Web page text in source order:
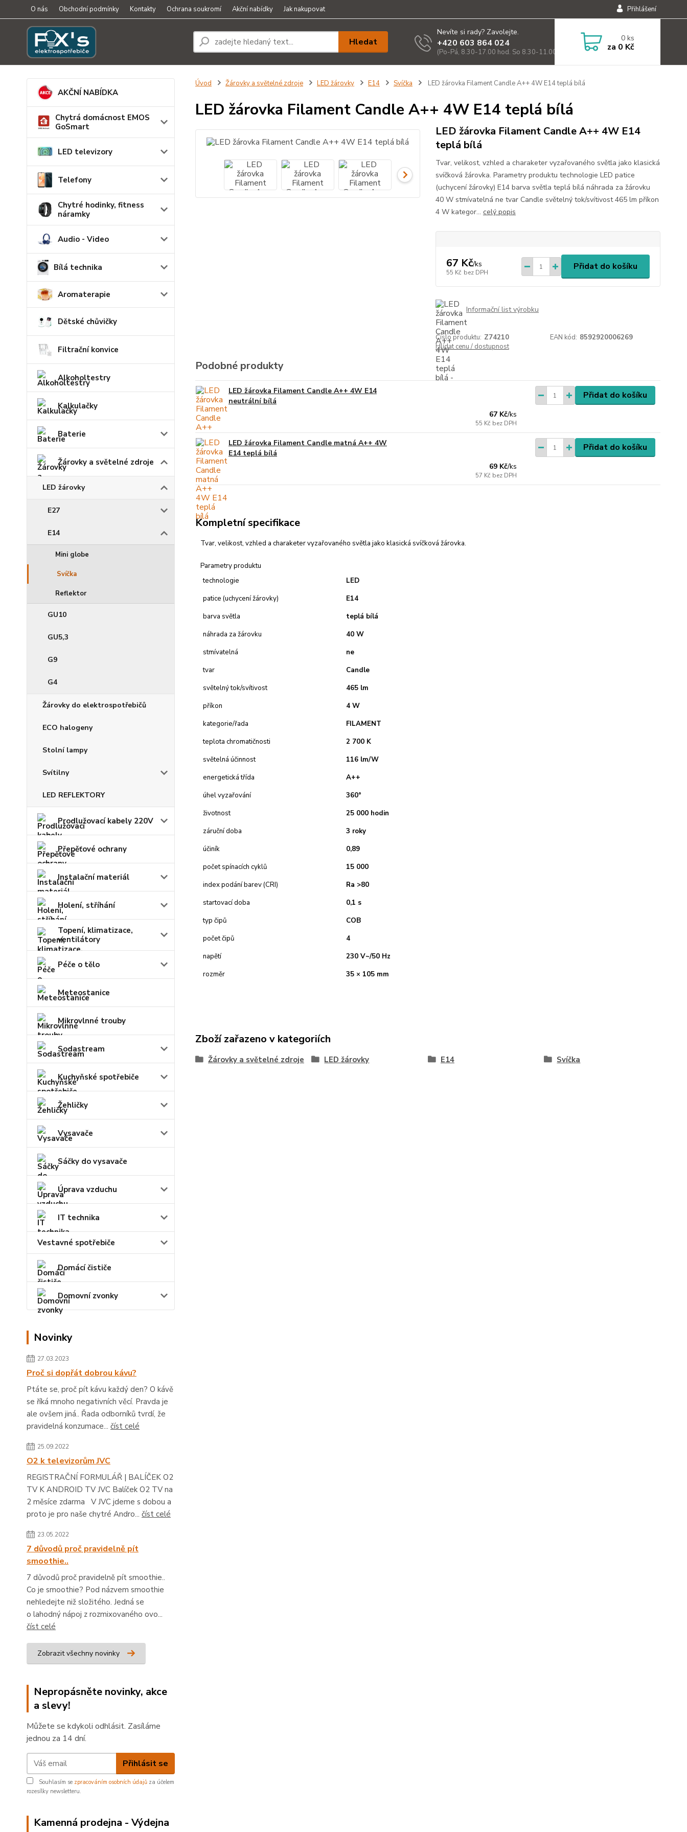
O nás Obchodní podmínky Kontakty Ochrana soukromí Akční nabídky Jak nakupovat Přihlášení
Hledat
Nevíte si rady? Zavolejte.
+420 603 864 024
(Po-Pá, 8.30-17.00 hod. So 8.30-11.00)
0ks
za 0 Kč
AKČNÍ NABÍDKA
Chytrá domácnost EMOS
GoSmart
LED televizory
Telefony
Chytré hodinky, fitness
náramky
Audio - Video
Bílá technika
Aromaterapie
Dětské chůvičky
Filtrační konvice
Alkoholtestry
Kalkulačky
Baterie
Žárovky a světelné zdroje
LED žárovky
E27
E14
Mini globe
Svíčka
Reflektor
GU10
GU5,3
G9
G4
Žárovky do elektrospotřebičů
ECO halogeny
Stolní lampy
Svítilny
LED REFLEKTORY
Prodlužovací kabely 220V
Přepěťové ochrany
Instalační materiál
Holení, stříhání
Topení, klimatizace,
ventilátory
Péče o tělo
Meteostanice
Mikrovlnné trouby
Sodastream
Kuchyňské spotřebiče
Žehličky
Vysavače
Sáčky do vysavače
Úprava vzduchu
IT technika
Vestavné spotřebiče
Domácí čističe
Domovní zvonky
Novinky
27.03.2023
Proč si dopřát dobrou kávu?
Ptáte se, proč pít kávu každý den? O kávě
se říká mnoho negativních věcí. Pravda je
ale ovšem jiná.. Řada odborníků tvrdí, že
pravidelná konzumace... číst celé
25.09.2022
O2 k televizorům JVC
REGISTRAČNÍ FORMULÁŘ | BALÍČEK O2
TV K ANDROID TV JVC Balíček O2 TV na
2 měsíce zdarma V JVC jdeme s dobou a
proto je pro naše chytré Andro... číst celé
23.05.2022
7 důvodů proč pravidelně pít
smoothie..
7 důvodů proč pravidelně pít smoothie..
Co je smoothie? Pod názvem smoothie
nehledejte niž složitého. Jedná se
o lahodný nápoj z rozmixovaného ovo...
číst celé
Zobrazit všechny novinky
Nepropásněte novinky, akce
a slevy!
Můžete se kdykoli odhlásit. Zasíláme
jednou za 14 dní.
Přihlásit se
Souhlasím se zpracováním osobních údajů za účelem
rozesílky newsletteru.
Kamenná prodejna - Výdejna
Úvod Žárovky a světelné zdroje LED žárovky E14 Svíčka LED žárovka Filament Candle A++ 4W E14 teplá bílá
LED žárovka Filament Candle A++ 4W E14 teplá bílá
LED žárovka Filament Candle A++ 4W E14
teplá bílá
Tvar, velikost, vzhled a charaketer vyzařovaného světla jako klasická
svíčková žárovka. Parametry produktu technologie LED patice
(uchycení žárovky) E14 barva světla teplá bílá náhrada za žárovku
40 W stmívatelná ne tvar Candle světelný tok/svítivost 465 lm příkon
4 W kategor... celý popis
67 Kč/ks
55 Kč bez DPH
Přidat do košíku
Informační list výrobku
Číslo produktu: Z74210 EAN kód: 8592920006269
Hlídat cenu / dostupnost
Podobné produkty
LED žárovka Filament Candle A++ 4W E14
neutrální bílá
67 Kč/ks
55 Kč bez DPH
Přidat do košíku
LED žárovka Filament Candle matná A++ 4W
E14 teplá bílá
69 Kč/ks
57 Kč bez DPH
Přidat do košíku
Kompletní specifikace
Tvar, velikost, vzhled a charaketer vyzařovaného světla jako klasická svíčková žárovka.
Parametry produktu
technologie
LED
patice (uchycení žárovky)
E14
barva světla
teplá bílá
náhrada za žárovku
40 W
stmívatelná
ne
tvar
Candle
světelný tok/svítivost
465 lm
příkon
4 W
kategorie/řada
FILAMENT
teplota chromatičnosti
2 700 K
světelná účinnost
116 lm/W
energetická třída
A++
úhel vyzařování
360°
životnost
25 000 hodin
záruční doba
3 roky
účiník
0,89
počet spínacích cyklů
15 000
index podání barev (CRI)
Ra >80
startovací doba
0,1 s
typ čipů
COB
počet čipů
4
napětí
230 V~/50 Hz
rozměr
35 × 105 mm
Zboží zařazeno v kategoriích
Žárovky a světelné zdroje LED žárovky E14 Svíčka